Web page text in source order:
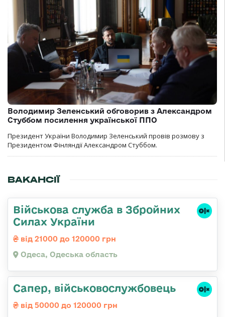
Володимир Зеленський обговорив з Александром
Стуббом посилення української ППО
Президент України Володимир Зеленський провів розмову з
Президентом Фінляндії Александром Стуббом.
ВАКАНСІЇ
Військова служба в Збройних
Силах України
від 21000 до 120000 грн
Одеса, Одеська область
Сапер, військовослужбовець
від 50000 до 120000 грн